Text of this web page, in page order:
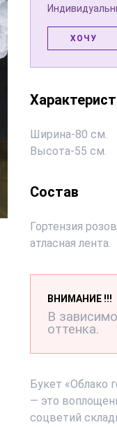
ХОЧУ
Ширина-80 см.
Высота-55 см.
Состав
Гортензия
атласная лента.
ВНИМАНИЕ !!!
В
оттенка.
Букет «Облако
— это
соцветий